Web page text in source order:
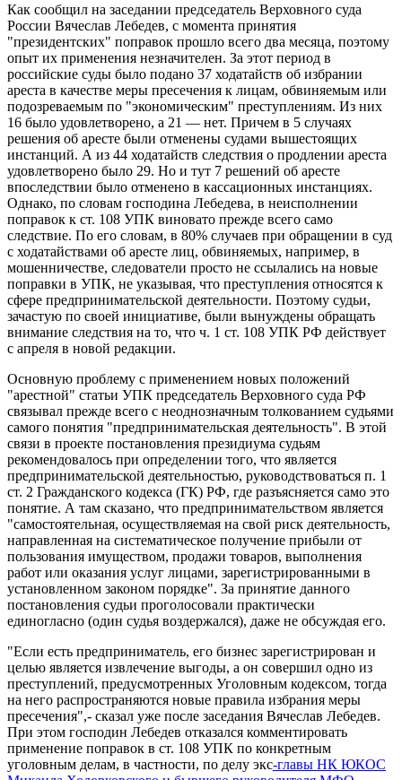
Как сообщил на заседании председатель Верховного суда
России Вячеслав Лебедев, с момента принятия
"президентских" поправок прошло всего два месяца, поэтому
опыт их применения незначителен. За этот период в
российские суды было подано 37 ходатайств об избрании
ареста в качестве меры пресечения к лицам, обвиняемым или
подозреваемым по "экономическим" преступлениям. Из них
16 было удовлетворено, а 21 — нет. Причем в 5 случаях
решения об аресте были отменены судами вышестоящих
инстанций. А из 44 ходатайств следствия о продлении ареста
удовлетворено было 29. Но и тут 7 решений об аресте
впоследствии было отменено в кассационных инстанциях.
Однако, по словам господина Лебедева, в неисполнении
поправок к ст. 108 УПК виновато прежде всего само
следствие. По его словам, в 80% случаев при обращении в суд
с ходатайствами об аресте лиц, обвиняемых, например, в
мошенничестве, следователи просто не ссылались на новые
поправки в УПК, не указывая, что преступления относятся к
сфере предпринимательской деятельности. Поэтому судьи,
зачастую по своей инициативе, были вынуждены обращать
внимание следствия на то, что ч. 1 ст. 108 УПК РФ действует
с апреля в новой редакции.
Основную проблему с применением новых положений
"арестной" статьи УПК председатель Верховного суда РФ
связывал прежде всего с неоднозначным толкованием судьями
самого понятия "предпринимательская деятельность". В этой
связи в проекте постановления президиума судьям
рекомендовалось при определении того, что является
предпринимательской деятельностью, руководствоваться п. 1
ст. 2 Гражданского кодекса (ГК) РФ, где разъясняется само это
понятие. А там сказано, что предпринимательством является
"самостоятельная, осуществляемая на свой риск деятельность,
направленная на систематическое получение прибыли от
пользования имуществом, продажи товаров, выполнения
работ или оказания услуг лицами, зарегистрированными в
установленном законом порядке". За принятие данного
постановления судьи проголосовали практически
единогласно (один судья воздержался), даже не обсуждая его.
"Если есть предприниматель, его бизнес зарегистрирован и
целью является извлечение выгоды, а он совершил одно из
преступлений, предусмотренных Уголовным кодексом, тогда
на него распространяются новые правила избрания меры
пресечения",- сказал уже после заседания Вячеслав Лебедев.
При этом господин Лебедев отказался комментировать
применение поправок в ст. 108 УПК по конкретным
уголовным делам, в частности, по делу экс-главы НК ЮКОС